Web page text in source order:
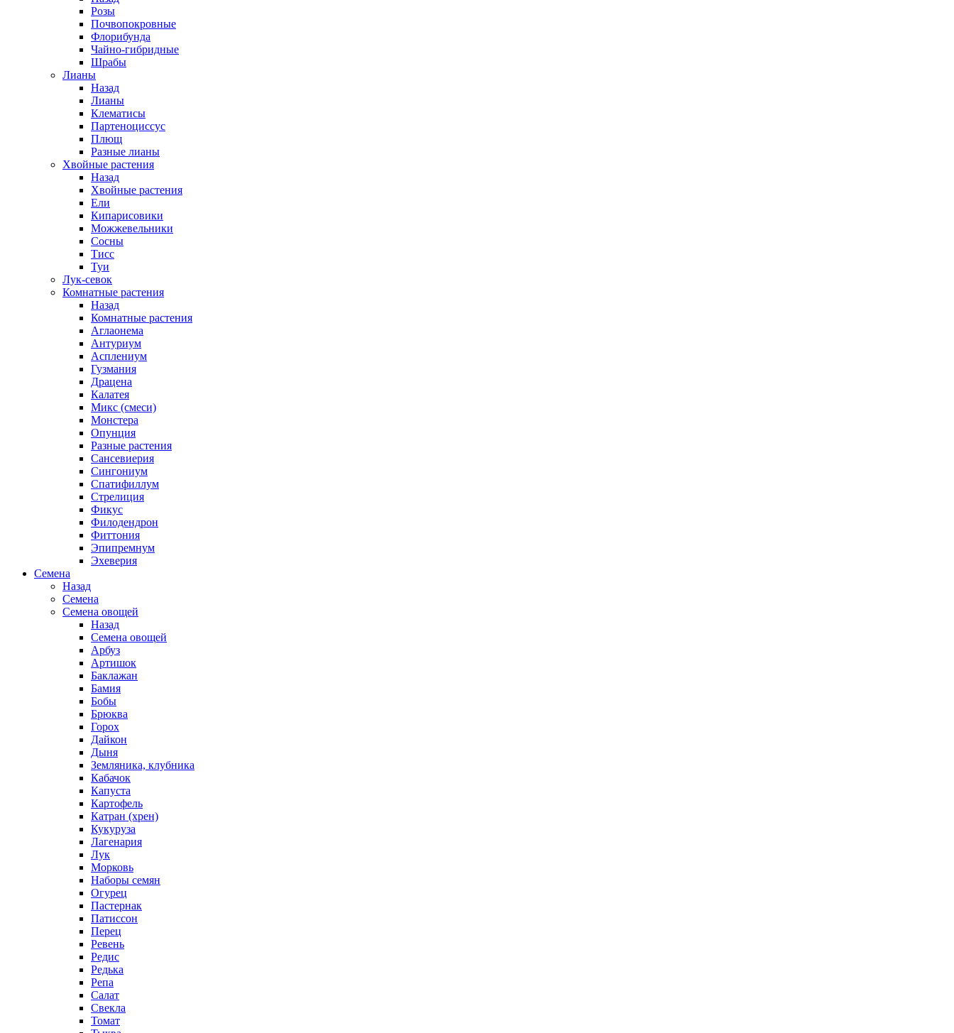
Розы
Почвопокровные
Флорибунда
Чайно-гибридные
Шрабы
Лианы
Назад
Лианы
Клематисы
Партеноциссус
Плющ
Разные лианы
Хвойные растения
Назад
Хвойные растения
Ели
Кипарисовики
Можжевельники
Сосны
Тисс
Туи
Лук-севок
Комнатные растения
Назад
Комнатные растения
Аглаонема
Антуриум
Асплениум
Гузмания
Драцена
Калатея
Микс (смеси)
Монстера
Опунция
Разные растения
Сансевиерия
Сингониум
Спатифиллум
Стрелиция
Фикус
Филодендрон
Фиттония
Эпипремнум
Эхеверия
Семена
Назад
Семена
Семена овощей
Назад
Семена овощей
Арбуз
Артишок
Баклажан
Бамия
Бобы
Брюква
Горох
Дайкон
Дыня
Земляника, клубника
Кабачок
Капуста
Картофель
Катран (хрен)
Кукуруза
Лагенария
Лук
Морковь
Наборы семян
Огурец
Пастернак
Патиссон
Перец
Ревень
Редис
Редька
Репа
Салат
Свекла
Томат